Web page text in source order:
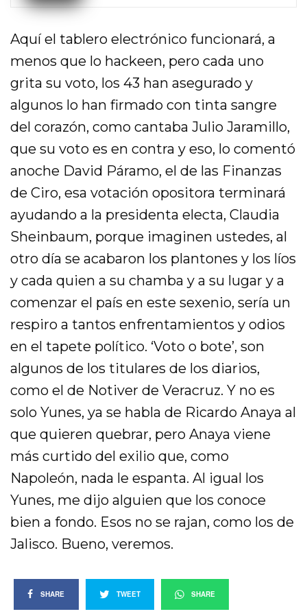
Aquí el tablero electrónico funcionará, a
menos que lo hackeen, pero cada uno
grita su voto, los 43 han asegurado y
algunos lo han firmado con tinta sangre
del corazón, como cantaba Julio Jaramillo,
que su voto es en contra y eso, lo comentó
anoche David Páramo, el de las Finanzas
de Ciro, esa votación opositora terminará
ayudando a la presidenta electa, Claudia
Sheinbaum, porque imaginen ustedes, al
otro día se acabaron los plantones y los líos
y cada quien a su chamba y a su lugar y a
comenzar el país en este sexenio, sería un
respiro a tantos enfrentamientos y odios
en el tapete político. ‘Voto o bote’, son
algunos de los titulares de los diarios,
como el de Notiver de Veracruz. Y no es
solo Yunes, ya se habla de Ricardo Anaya al
que quieren quebrar, pero Anaya viene
más curtido del exilio que, como
Napoleón, nada le espanta. Al igual los
Yunes, me dijo alguien que los conoce
bien a fondo. Esos no se rajan, como los de
Jalisco. Bueno, veremos.
SHARE TWEET SHARE